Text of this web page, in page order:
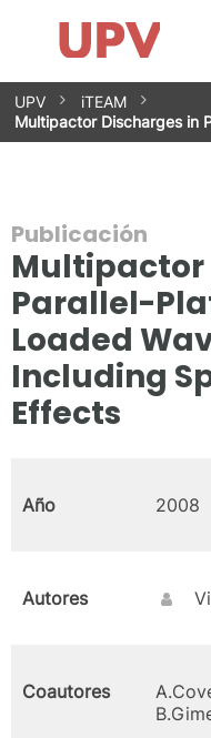
Saltar
contenido
Impacto
Grupos de
Instalaciones
Spin-offs
Contacto
Prácticas
Noticias
Unidad de Igualdad
UPV
iTEAM
Multipactor Discharges in
Publicación
Multipactor
Parallel-
Loaded
Including
Effects
Año 2008
Autores
Coautores